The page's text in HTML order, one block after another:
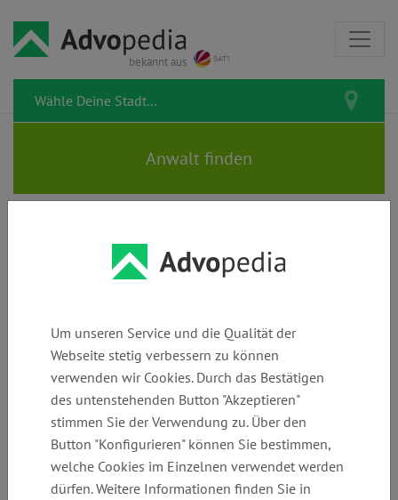
bekannt aus
Rechtsanwälte STOCK &
Telefon:
+49 (0)
206634282
E-Mail:
info@ra-
hirschelmann.de
Webseite:
www.ra-
hirschelmann.de
Um unseren Service und die Qualität der
Webseite stetig verbessern zu können
verwenden wir Cookies. Durch das Bestätigen
des untenstehenden Button "Akzeptieren"
stimmen Sie der Verwendung zu. Über den
Button "Konfigurieren" können Sie bestimmen,
welche Cookies im Einzelnen verwendet werden
dürfen. Weitere Informationen finden Sie in